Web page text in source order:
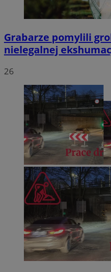
Grabarze pomylili
nielegalnej
26